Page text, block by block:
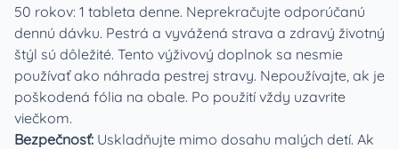
50 rokov: 1 tableta denne. Neprekračujte odporúčanú
dennú dávku. Pestrá a vyvážená strava a zdravý životný
štýl sú dôležité. Tento výživový doplnok sa nesmie
používať ako náhrada pestrej stravy. Nepoužívajte, ak je
poškodená fólia na obale. Po použití vždy uzavrite
viečkom.
Bezpečnosť: Uskladňujte mimo dosahu malých detí. Ak